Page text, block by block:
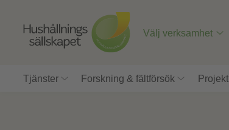
Välj verksamhet
Tjänster Forskning & fältförsök Projekt